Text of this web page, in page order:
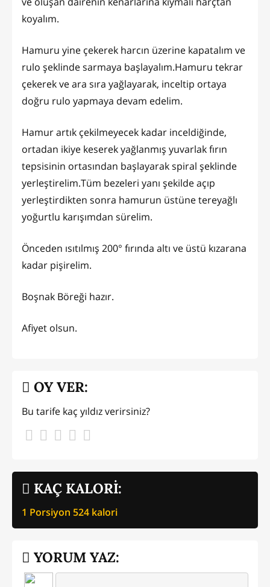
koyalım.
Hamuru yine çekerek harcın üzerine kapatalım ve
rulo şeklinde sarmaya başlayalım.Hamuru tekrar
çekerek ve ara sıra yağlayarak, inceltip ortaya
doğru rulo yapmaya devam edelim.
Hamur artık çekilmeyecek kadar inceldiğinde,
ortadan ikiye keserek yağlanmış yuvarlak fırın
tepsisinin ortasından başlayarak spiral şeklinde
yerleştirelim.Tüm bezeleri yanı şekilde açıp
yerleştirdikten sonra hamurun üstüne tereyağlı
yoğurtlu karışımdan sürelim.
Önceden ısıtılmış 200° fırında altı ve üstü kızarana
kadar pişirelim.
Boşnak Böreği hazır.
Afiyet olsun.
KAÇ KALORİ:
1 Porsiyon 524 kalori
OY VER:
Bu tarife kaç yıldız verirsiniz?
YORUM YAZ: